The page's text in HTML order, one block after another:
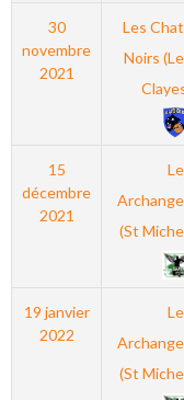
30
novembre
2021
Les
Noirs
15
décembre
2021
(St
19 janvier
2022
(St